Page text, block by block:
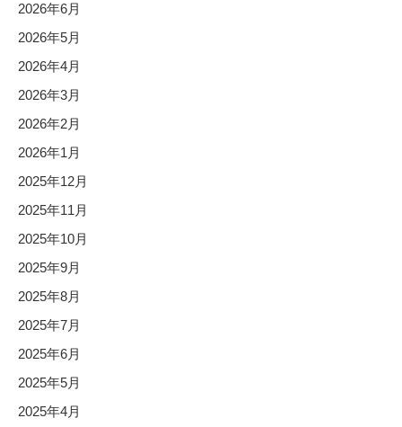
2026年6月
2026年5月
2026年4月
2026年3月
2026年2月
2026年1月
2025年12月
2025年11月
2025年10月
2025年9月
2025年8月
2025年7月
2025年6月
2025年5月
2025年4月